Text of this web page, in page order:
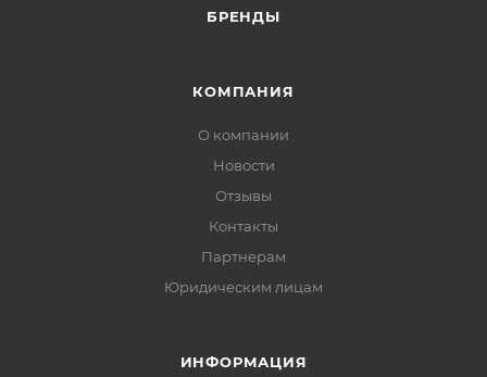
БРЕНДЫ
КОМПАНИЯ
О компании
Новости
Отзывы
Контакты
Партнерам
Юридическим лицам
ИНФОРМАЦИЯ